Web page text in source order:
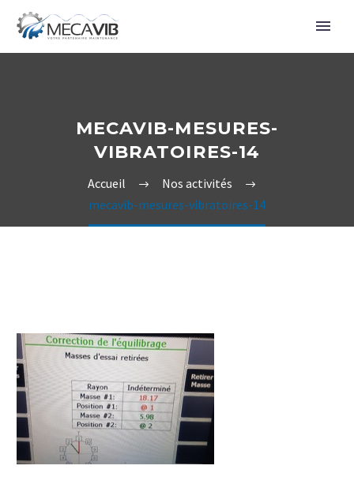
MECAVIB-MESURES-
VIBRATOIRES-14
Accueil
Nos activités
mecavib-mesures-vibratoires-14